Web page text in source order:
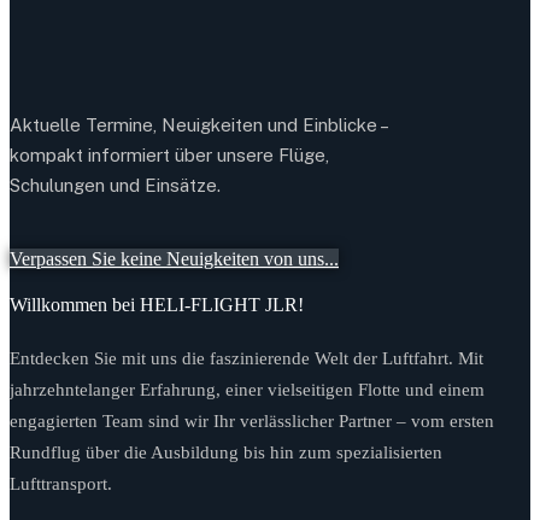
Aktuelle Termine, Neuigkeiten und Einblicke –
kompakt informiert über unsere Flüge,
Schulungen und Einsätze.
Verpassen Sie keine Neuigkeiten von uns...
Willkommen bei HELI-FLIGHT JLR!
Entdecken Sie mit uns die faszinierende Welt der Luftfahrt. Mit
jahrzehntelanger Erfahrung, einer vielseitigen Flotte und einem
engagierten Team sind wir Ihr verlässlicher Partner – vom ersten
Rundflug über die Ausbildung bis hin zum spezialisierten
Lufttransport.